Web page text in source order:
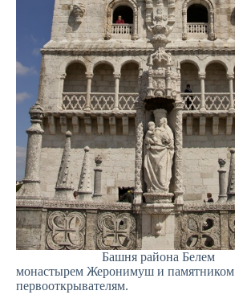
Башня района Белем
монастырем Жеронимуш и памятником
первооткрывателям.